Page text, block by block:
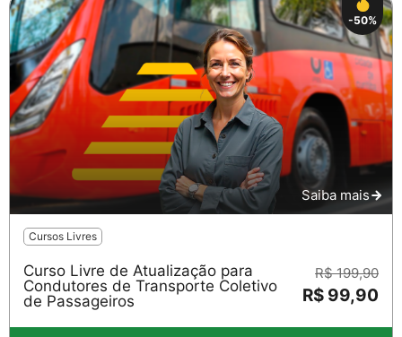
-50%
Saiba mais
Cursos Livres
Curso Livre de Atualização para
Condutores de Transporte Coletivo
de Passageiros
R$ 199,90
R$ 99,90